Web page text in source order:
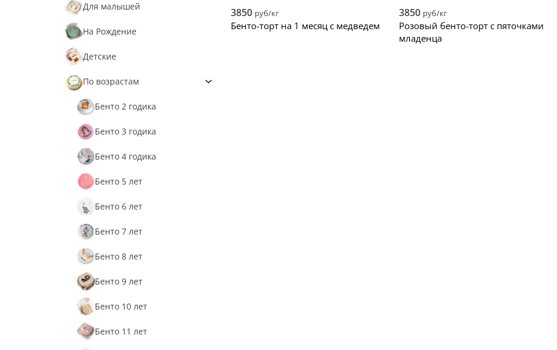
Для малышей
На Рождение
Детские
По возрастам
Бенто 2 годика
Бенто 3 годика
Бенто 4 годика
Бенто 5 лет
Бенто 6 лет
Бенто 7 лет
Бенто 8 лет
Бенто 9 лет
Бенто 10 лет
Бенто 11 лет
3850 руб/кг
Бенто-торт на 1 месяц с медведем
3850 руб/кг
Розовый бенто-торт с пяточками
младенца